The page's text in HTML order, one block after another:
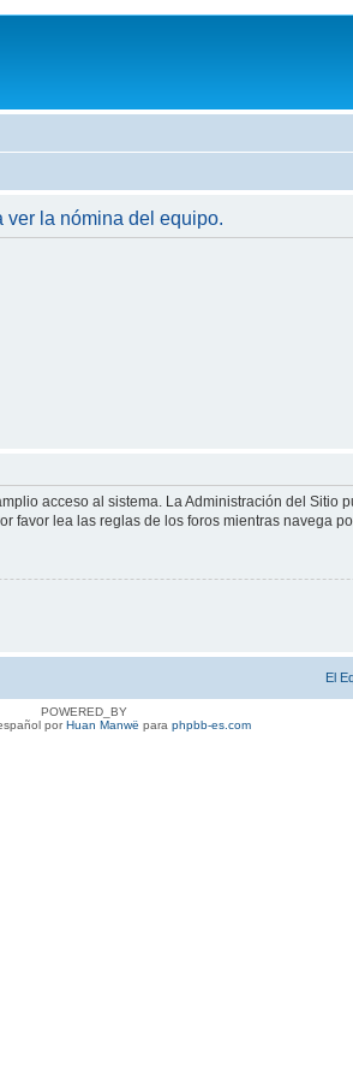
ver la nómina del equipo.
acceso al sistema. La Administración del
favor lea las reglas de los foros mientras navega
El
POWERED_BY
porHuan Manwë para phpbb-es.com